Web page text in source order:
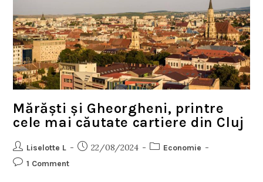
Mărăști și Gheorgheni, printre
cele mai căutate cartiere din Cluj
Liselotte L 22/08/2024
Economie
1 Comment